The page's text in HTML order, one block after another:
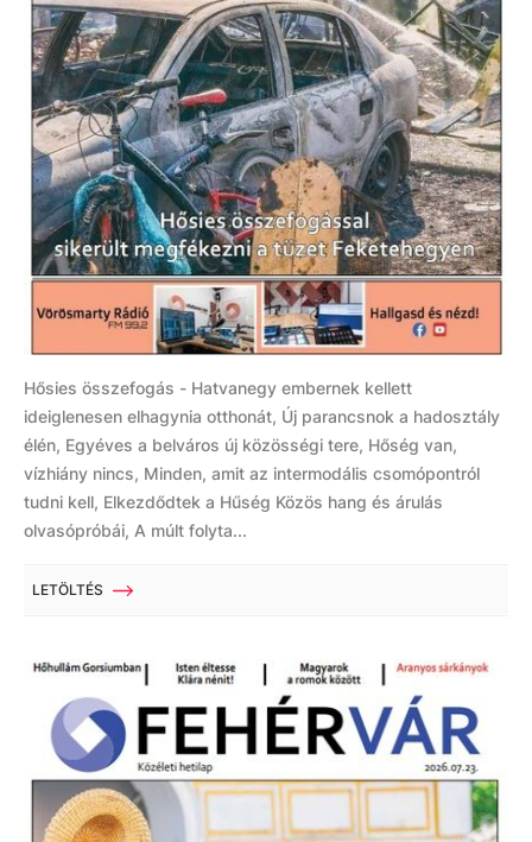
Hősies összefogás - Hatvanegy embernek kellett
ideiglenesen elhagynia otthonát, Új parancsnok a hadosztály
élén, Egyéves a belváros új közösségi tere, Hőség van,
vízhiány nincs, Minden, amit az intermodális csomópontról
tudni kell, Elkezdődtek a Hűség Közös hang és árulás
olvasópróbái, A múlt folyta...
LETÖLTÉS